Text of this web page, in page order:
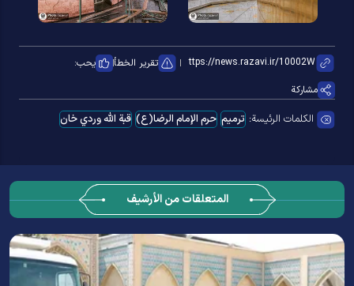
تقرير الخطأ
يحب:
مشاركة
الكلمات الرئيسة: ترمیم حرم الإمام الرضا(ع) قبة الله وردي خان
المتعلقات من الأرشيف